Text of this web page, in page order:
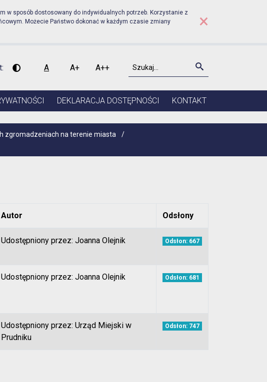
- Planowane
w sposób dostosowany do indywidualnych potrzeb. Korzystanie z
Możecie Państwo dokonać w każdym czasie zmiany
×
Wysoki kontrast
A
Czcionka domyślna
A+
Czcionka średnia
A++
Czcionka duża
Szukaj Szukaj
DEKLARACJA DOSTĘPNOŚCI KONTAKT
zgromadzeniach na terenie miasta
/
Autor Odsłony
Udostępniony przez: Joanna Olejnik Odsłon: 667
Udostępniony przez: Joanna Olejnik Odsłon: 681
Udostępniony przez: Urząd Miejski w
Prudniku
Odsłon: 747